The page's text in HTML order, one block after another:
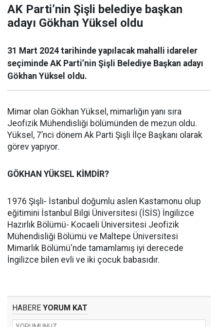
AK Parti’nin Şişli belediye başkan
adayı Gökhan Yüksel oldu
31 Mart 2024 tarihinde yapılacak mahalli idareler
seçiminde AK Parti’nin Şişli Belediye Başkan adayı
Gökhan Yüksel oldu.
Mimar olan Gökhan Yüksel, mimarlığın yanı sıra
Jeofizik Mühendisliği bölümünden de mezun oldu.
Yüksel, 7’nci dönem Ak Parti Şişli İlçe Başkanı olarak
görev yapıyor.
GÖKHAN YÜKSEL KİMDİR?
1976 Şişli- İstanbul doğumlu aslen Kastamonu olup
eğitimini İstanbul Bilgi Üniversitesi (İSİS) İngilizce
Hazırlık Bölümü- Kocaeli Üniversitesi Jeofizik
Mühendisliği Bölümü ve Maltepe Üniversitesi
Mimarlık Bölümü'nde tamamlamış iyi derecede
İngilizce bilen evli ve iki çocuk babasıdır.
HABERE YORUM KAT